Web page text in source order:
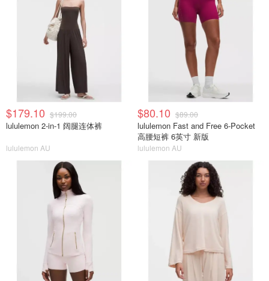
$179.10 $199.00
lululemon 2-in-1 阔腿连体裤
lululemon AU
$80.10 $89.00
lululemon Fast and Free 6-Pocket
高腰短裤 6英寸 新版
lululemon AU